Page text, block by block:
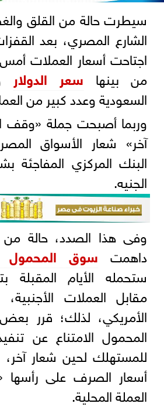
سيطرت حالة من القلق
الشارع المصري، بعد
اجتاحت أسعار العملات
من بينها سعر الدولار
السعودية وعدد كبير من
وربما أصبحت جملة «وقف
آخر» شعار الأسواق
البنك المركزي
الجنيه.
وفى هذا الصدد، حالة من
داهمت سوق
ستحمله الأيام المقبلة
مقابل العملات الأجنبية،
الأمريكي، لذلك؛ قرر
المحمول الامتناع عن
للمستهلك لحين شعار
أسعار الصرف على رأسها
العملة المحلية.